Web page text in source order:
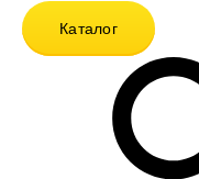
Каталог